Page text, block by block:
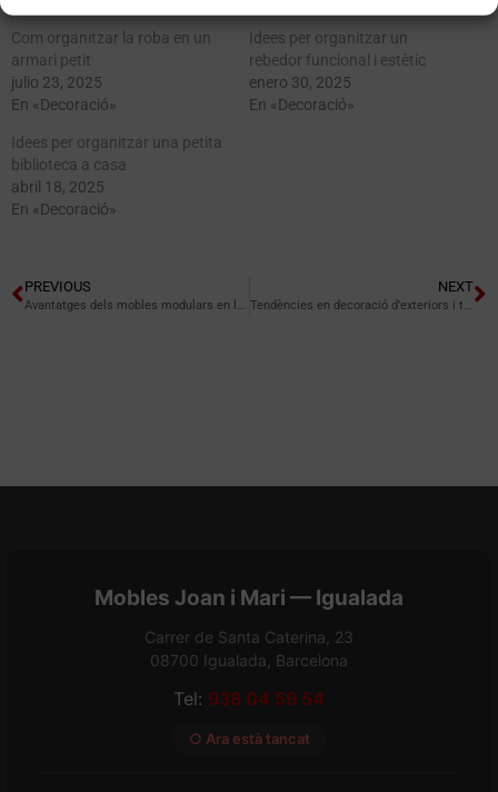
Com organitzar la roba en un
armari petit
julio 23, 2025
En «Decoració»
Idees per organitzar un
rebedor funcional i estètic
enero 30, 2025
En «Decoració»
Idees per organitzar una petita
biblioteca a casa
abril 18, 2025
En «Decoració»
PREVIOUS
Avantatges dels mobles modulars en la decoració actual
NEXT
Tendències en decoració d’exteriors i terrasses per al 2025
Mobles Joan i Mari — Igualada
Carrer de Santa Caterina, 23
08700 Igualada, Barcelona
Tel: 938 04 59 54
○ Ara està tancat